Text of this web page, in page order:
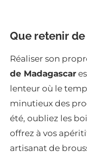
Que retenir
Réaliser son
de Madagascar
lenteur où le
minutieux des
été, oubliez les
offrez à vos
artisanat de